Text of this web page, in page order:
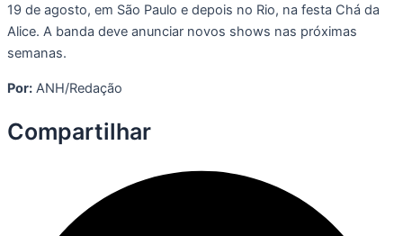
19 de agosto, em São Paulo e depois no Rio, na festa Chá da
Alice. A banda deve anunciar novos shows nas próximas
semanas.
Por: ANH/Redação
Compartilhar